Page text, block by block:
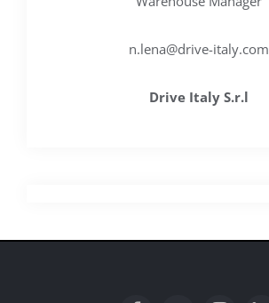
n.lena@drive-italy.com
Drive Italy S.r.l